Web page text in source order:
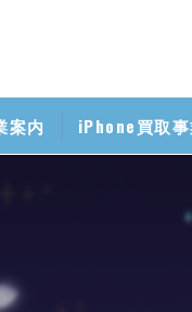
案内
ホ無料相談室
iPhone買取